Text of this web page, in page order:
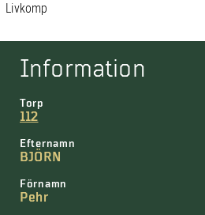
Livkomp
Information
Torp
112
Efternamn
BJÖRN
Förnamn
Pehr